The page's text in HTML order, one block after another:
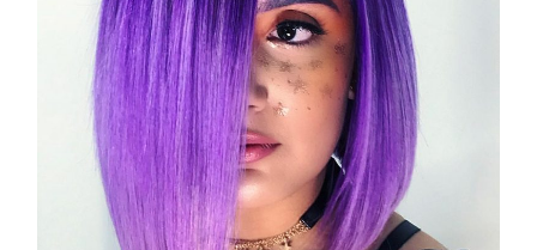
COSMOPROF WORLDWIDE BOLOGNA
Cosmprof Worldwide Bologna